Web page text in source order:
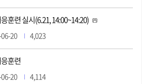
훈련 실시(6.21, 14:00~14:20)
20 4,023
훈련
20 4,114